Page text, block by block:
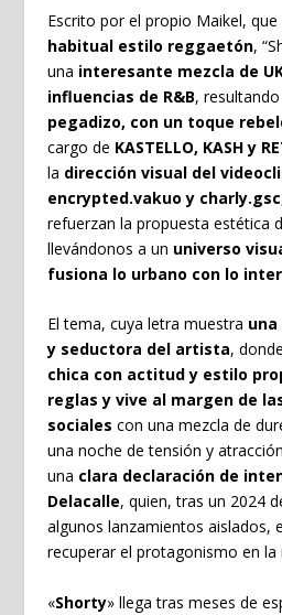
Escrito por el propio Maikel, que
habitual estilo reggaetón,
una interesante mezcla de
influencias de R&B,
pegadizo, con un toque
cargo de KASTELLO, KASH y
la dirección visual del
encrypted.vakuo y charly.gsc
refuerzan la propuesta estética
llevándonos a un universo
fusiona lo urbano con lo
El tema, cuya letra muestra
y seductora del artista, donde
chica con actitud y estilo
reglas y vive al margen de
sociales con una mezcla de
una noche de tensión y
una clara declaración de
Delacalle, quien, tras un 2024
algunos lanzamientos aislados,
recuperar el protagonismo en la
«Shorty» llega tras meses de